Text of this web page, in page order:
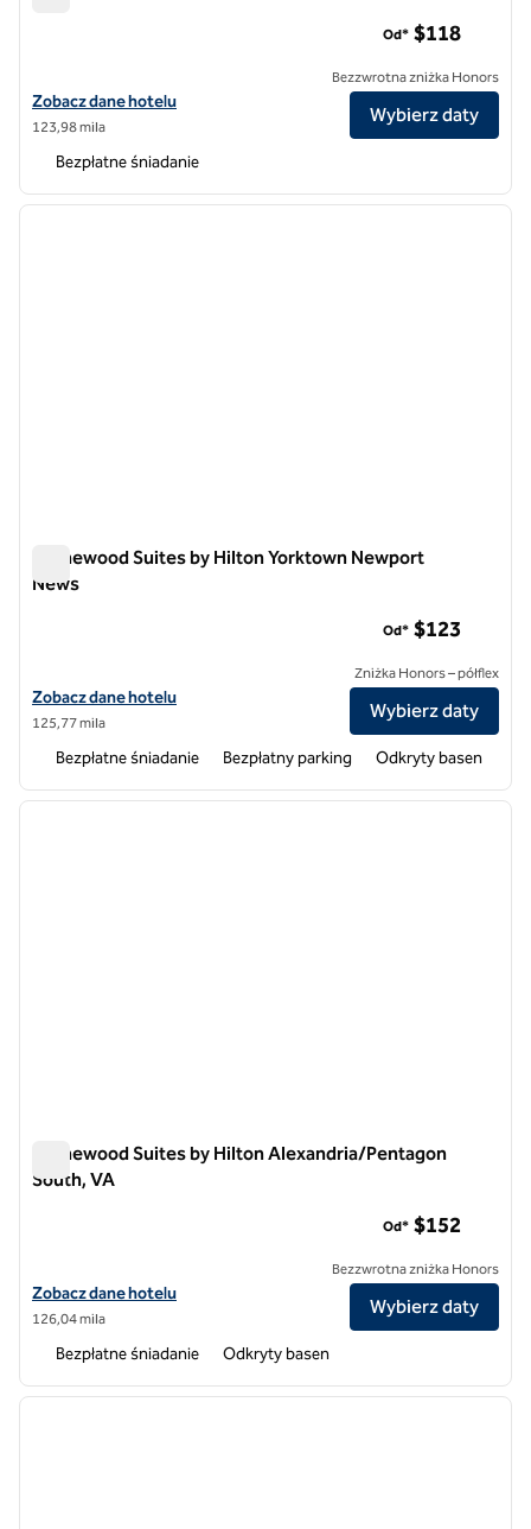
Zobacz szczegóły hotelu Homewood Suites by Hilton Reston
Zobacz dane hotelu
123,98 mila
Od* $118
Bezzwrotna zniżka Honors
Wybierz daty
Bezpłatne śniadanie
1 z 12
Homewood Suites by Hilton Yorktown Newport
News
Zobacz szczegóły hotelu Homewood Suites by Hilton Yorktown
Zobacz dane hotelu
125,77 mila
Od* $123
Zniżka Honors – półflex
Wybierz daty
Bezpłatne śniadanie Bezpłatny parking Odkryty basen
1 z 12
Homewood Suites by Hilton Alexandria/Pentagon
South, VA
Zobacz szczegóły hotelu Homewood Suites by Hilton Alexandria/
Zobacz dane hotelu
126,04 mila
Od* $152
Bezzwrotna zniżka Honors
Wybierz daty
Bezpłatne śniadanie Odkryty basen
1 z 12